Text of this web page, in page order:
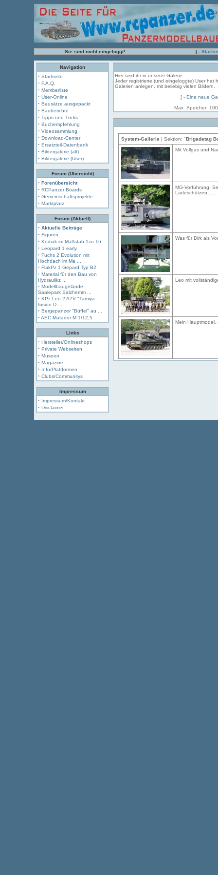
Sie sind nicht eingeloggt! [ -
Navigation
· Startseite
· F.A.Q.
· Memberliste
· User-Online
· Bausätze ausgepackt
· Bauberichte
· Tipps und Tricks
· Buchempfehlung
· Videosammlung
· Download-Center
· Ersatzteil-Datenbank
· Bildergalerie (alt)
· Bildergalerie (User)
Forum (Übersicht)
· Forenübersicht
· RCPanzer Boards
· Gemeinschaftsprojekte
· Marktplatz
Forum (Aktuell)
· Aktuelle Beiträge
· Figuren
· Kodiak im Maßstab 1zu 16
· Leopard 1 early
· Fuchs 2 Evolution mit
Hochdach im Ma ...
· FlakPz 1 Gepard Typ B2
· Material für den Bau von
Hydraulikz ...
· Modellbaugelände
Saalepark Salzhemm ...
· KPz Leo 2 A7V "Tamiya
fusion D ...
· Bergepanzer "Büffel" au ...
· AEC Matador M 1/12,5
Links
· Hersteller/Onlineshops
· Private Webseiten
· Museen
· Magazine
· Info/Plattformen
· Clubs/Communitys
Impressum
· Impressum/Kontakt
· Disclaimer
Hier seid ihr in unserer Galerie.
Jeder registrierte (und eingeloggte) User hat
Galerien anlegen, mit beliebig vielen Bildern.
[ - Eine neue
Max. Speicher:
System-Gallerie | Sektion: "Brigadetag
Mit Vollgas und
MG-Vorführung.
Was für Dirk als
Leo mit
Mein Hauptmodel,